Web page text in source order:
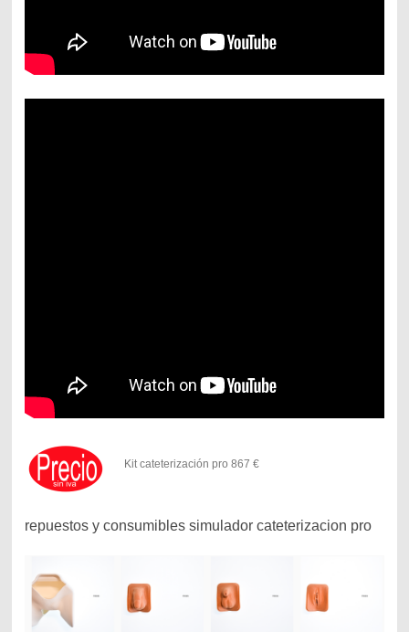
Kit cateterización pro 867 €
repuestos y consumibles simulador cateterizacion pro